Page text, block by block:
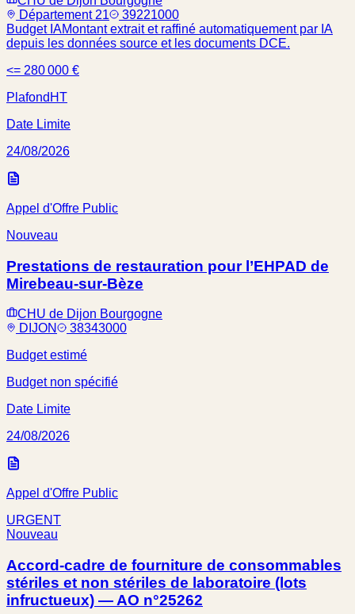
Département 21
39221000
Budget IAMontant extrait et raffiné automatiquement par IA
depuis les données source et les documents DCE.
<= 280 000 €
Plafond HT
Date Limite
24/08/2026
Appel d'Offre Public
Nouveau
Prestations de restauration pour l’EHPAD de
Mirebeau-sur-Bèze
CHU de Dijon Bourgogne
DIJON
38343000
Budget estimé
Budget non spécifié
Date Limite
24/08/2026
Appel d'Offre Public
URGENT
Nouveau
Accord-cadre de fourniture de consommables
stériles et non stériles de laboratoire (lots
infructueux) — AO n°25262